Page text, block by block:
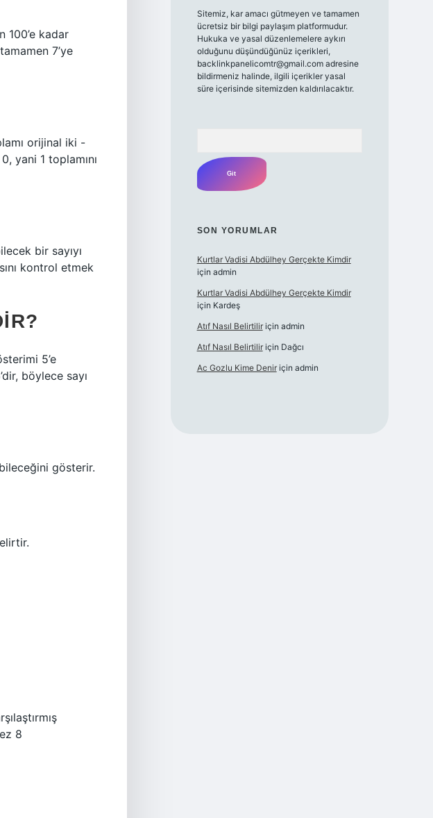
100’e kadar
7’ye
orijinal iki -
yani 1 toplamını
bir sayıyı
kontrol etmek
5’e
böylece sayı
gösterir.
8
Sitemiz, kar amacı gütmeyen ve tamamen
ücretsiz bir bilgi paylaşım platformudur.
Hukuka ve yasal düzenlemelere aykırı
olduğunu düşündüğünüz içerikleri,
backlinkpanelicomtr@gmail.comadresine
bildirmeniz halinde, ilgili içerikler yasal
süre içerisinde sitemizden kaldırılacaktır.
SON YORUMLAR
Kurtlar Vadisi Abdülhey Gerçekte Kimdir
için admin
Kurtlar Vadisi Abdülhey Gerçekte Kimdir
için Kardeş
Atıf Nasıl Belirtiliriçin admin
Atıf Nasıl Belirtiliriçin Dağcı
Ac Gozlu Kime Deniriçin admin